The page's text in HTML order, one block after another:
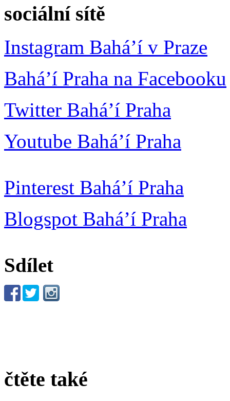
sociální sítě
Instagram Bahá’í v Praze
Bahá’í Praha na Facebooku
Twitter Bahá’í Praha
Youtube Bahá’í Praha
Pinterest Bahá’í Praha
Blogspot Bahá’í Praha
Sdílet
čtěte také